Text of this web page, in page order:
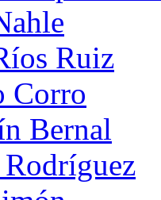
Ruiz
Corro
Bernal